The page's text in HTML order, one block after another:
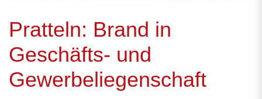
Pratteln: Brand in
Geschäfts- und
Gewerbeliegenschaft